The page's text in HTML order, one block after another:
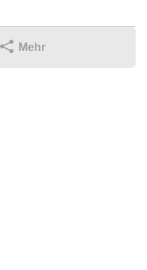
Mehr